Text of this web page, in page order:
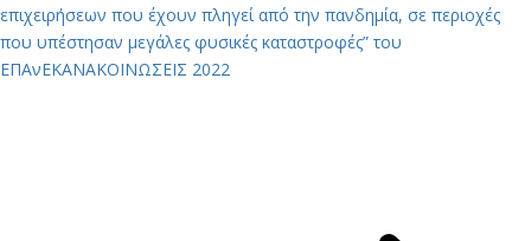
επιχειρήσεων που έχουν πληγεί από την πανδημία, σε περιοχές
που υπέστησαν μεγάλες φυσικές καταστροφές” του
ΕΠΑνΕΚΑΝΑΚΟΙΝΩΣΕΙΣ 2022